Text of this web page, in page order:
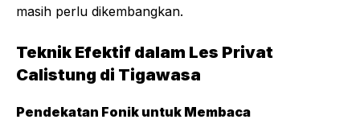
masih perlu dikembangkan.
Teknik Efektif dalam Les Privat
Calistung di Tigawasa
Pendekatan Fonik untuk Membaca